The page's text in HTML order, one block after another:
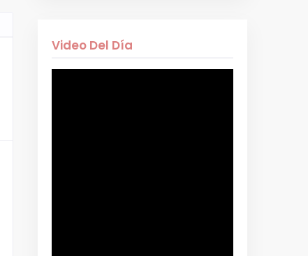
Video Del Día